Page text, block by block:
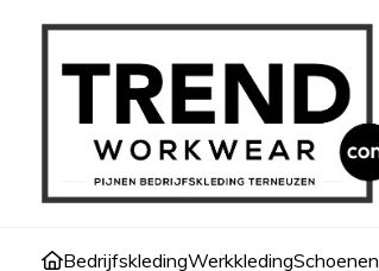
BedrijfskledingWerkkledingSchoenen